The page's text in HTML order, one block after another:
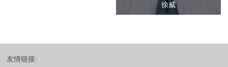
徐威
友情链接: